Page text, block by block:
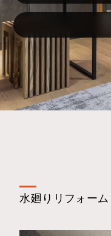
水廻りリフォーム